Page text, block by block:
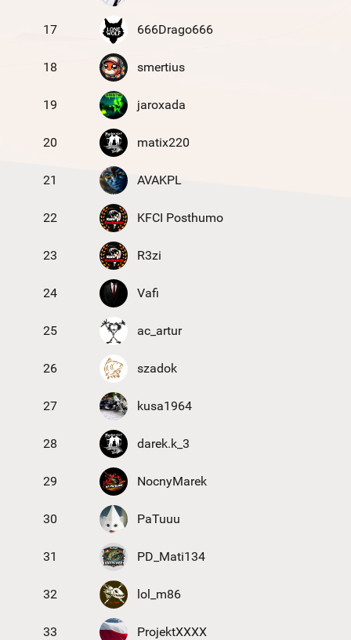
17 666Drago666
18 smertius
19 jaroxada
20 matix220
21 AVAKPL
22 KFCI Posthumo
23 R3zi
24 Vafi
25 ac_artur
26 szadok
27 kusa1964
28 darek.k_3
29 NocnyMarek
30 PaTuuu
31 PD_Mati134
32 lol_m86
33 ProjektXXXX